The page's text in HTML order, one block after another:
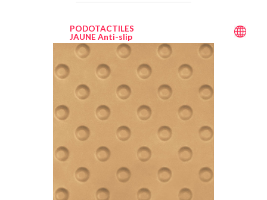
PODOTACTILES
JAUNE Anti-slip